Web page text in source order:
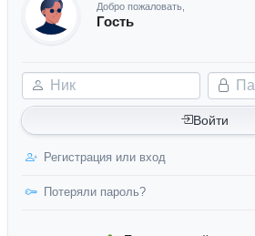
Добро пожаловать,
Гость
Ник Пароль
Войти
Регистрация или вход
Потеряли пароль?